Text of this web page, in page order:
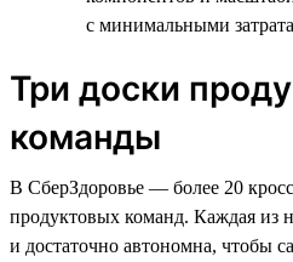
с минимальными
Три доски
команды
В СберЗдоровье — более 20
продуктовых команд. Каждая из
и достаточно автономна, чтобы